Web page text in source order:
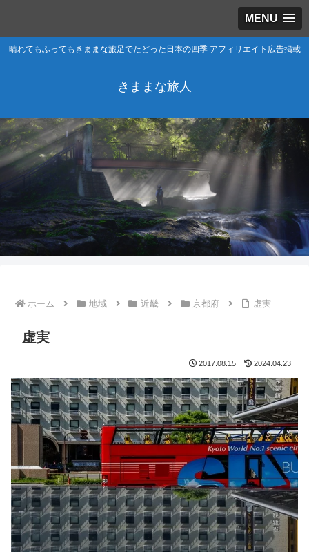
MENU
晴れてもふってもきままな旅足でたどった日本の四季 アフィリエイト広告掲載
きままな旅人
ホーム 地域 近畿 京都府 虚実
虚実
2017.08.15 2024.04.23